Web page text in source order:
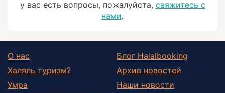
у вас есть вопросы, пожалуйста, свяжитесь с
нами.
О нас
Халяль туризм?
Умра
Блог Halalbooking
Архив новостей
Наши новости